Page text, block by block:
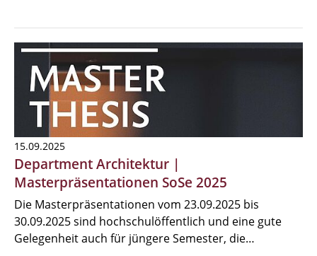
15.09.2025
Department Architektur |
Masterpräsentationen SoSe 2025
Die Masterpräsentationen vom 23.09.2025 bis
30.09.2025 sind hochschulöffentlich und eine gute
Gelegenheit auch für jüngere Semester, die…